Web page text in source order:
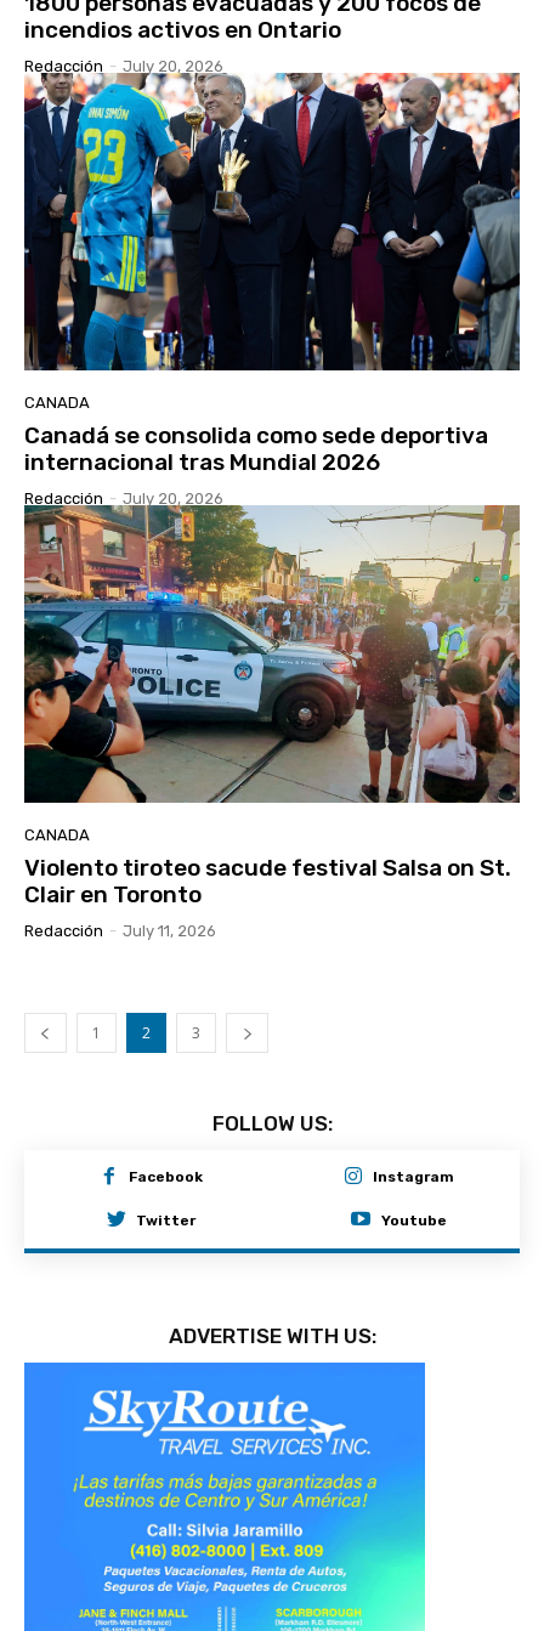
incendios activos en Ontario
Redacción - July 20, 2026
CANADA
Canadá se consolida como sede deportiva
internacional tras Mundial 2026
Redacción - July 20, 2026
CANADA
Violento tiroteo sacude festival Salsa on St.
Clair en Toronto
Redacción - July 11, 2026
1 2 3
FOLLOW US:
Facebook Instagram
Twitter Youtube
ADVERTISE WITH US: